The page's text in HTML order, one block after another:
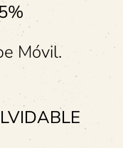
Móvil.